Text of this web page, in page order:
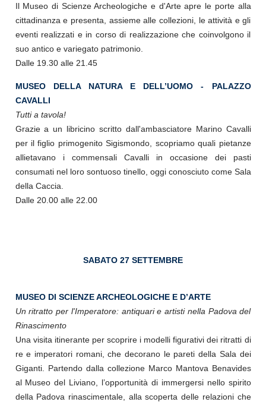
Il Museo di Scienze Archeologiche e d'Arte apre le porte alla
cittadinanza e presenta, assieme alle collezioni, le attività e gli
eventi realizzati e in corso di realizzazione che coinvolgono il
suo antico e variegato patrimonio.
Dalle 19.30 alle 21.45
MUSEO DELLA NATURA E DELL’UOMO - PALAZZO
CAVALLI
Tutti a tavola!
Grazie a un libricino scritto dall'ambasciatore Marino Cavalli
per il figlio primogenito Sigismondo, scopriamo quali pietanze
allietavano i commensali Cavalli in occasione dei pasti
consumati nel loro sontuoso tinello, oggi conosciuto come Sala
della Caccia.
Dalle 20.00 alle 22.00
SABATO 27 SETTEMBRE
MUSEO DI SCIENZE ARCHEOLOGICHE E D’ARTE
Un ritratto per l'Imperatore: antiquari e artisti nella Padova del
Rinascimento
Una visita itinerante per scoprire i modelli figurativi dei ritratti di
re e imperatori romani, che decorano le pareti della Sala dei
Giganti. Partendo dalla collezione Marco Mantova Benavides
al Museo del Liviano, l’opportunità di immergersi nello spirito
della Padova rinascimentale, alla scoperta delle relazioni che